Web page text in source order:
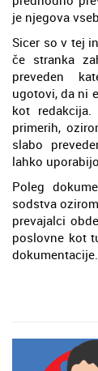
je njegova
Sicer so v tej
če stranka
preveden
ugotovi, da ni
kot
primerih,
slabo
lahko
Poleg
sodstva
prevajalci
poslovne kot
dokumentacije.